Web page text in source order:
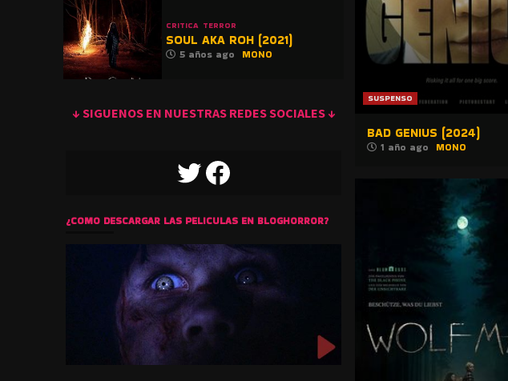
SUSPENSO
BAD GENIUS (2024)
1 año ago MONO
CRITICA TERROR
SOUL AKA ROH (2021)
5 años ago MONO
↓ SIGUENOS EN NUESTRAS REDES SOCIALES ↓
TWITTERFACEBOOK
¿COMO DESCARGAR LAS PELICULAS EN BLOGHORROR?